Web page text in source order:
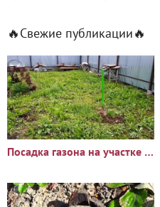
🔥Свежие публикации🔥
Посадка газона на участке с сорняками: опыт и результаты